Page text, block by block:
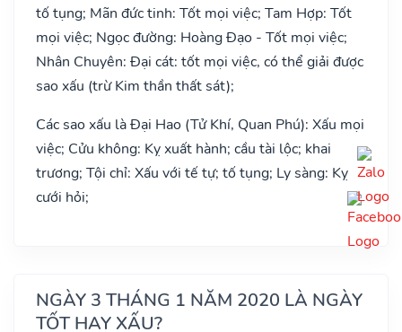
tố tụng; Mãn đức tinh: Tốt mọi việc; Tam Hợp: Tốt
mọi việc; Ngọc đường: Hoàng Đạo - Tốt mọi việc;
Nhân Chuyên: Đại cát: tốt mọi việc, có thể giải được
sao xấu (trừ Kim thần thất sát);
Các sao xấu là Đại Hao (Tử Khí, Quan Phú): Xấu mọi
việc; Cửu không: Kỵ xuất hành; cầu tài lộc; khai
trương; Tội chỉ: Xấu với tế tự; tố tụng; Ly sàng: Kỵ
cưới hỏi;
NGÀY 3 THÁNG 1 NĂM 2020 LÀ NGÀY
TỐT HAY XẤU?